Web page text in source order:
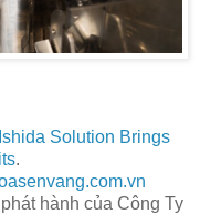
Solution Brings
.
hành của Công Ty